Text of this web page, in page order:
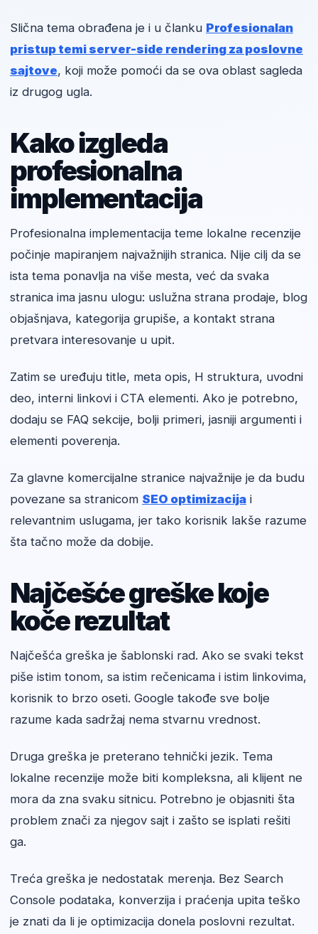
Slična tema obrađena je i u članku Profesionalan
pristup temi server-side rendering za poslovne
sajtove, koji može pomoći da se ova oblast sagleda
iz drugog ugla.
Kako izgleda
profesionalna
implementacija
Profesionalna implementacija teme lokalne recenzije
počinje mapiranjem najvažnijih stranica. Nije cilj da se
ista tema ponavlja na više mesta, već da svaka
stranica ima jasnu ulogu: uslužna strana prodaje, blog
objašnjava, kategorija grupiše, a kontakt strana
pretvara interesovanje u upit.
Zatim se uređuju title, meta opis, H struktura, uvodni
deo, interni linkovi i CTA elementi. Ako je potrebno,
dodaju se FAQ sekcije, bolji primeri, jasniji argumenti i
elementi poverenja.
Za glavne komercijalne stranice najvažnije je da budu
povezane sa stranicom SEO optimizacija i
relevantnim uslugama, jer tako korisnik lakše razume
šta tačno može da dobije.
Najčešće greške koje
koče rezultat
Najčešća greška je šablonski rad. Ako se svaki tekst
piše istim tonom, sa istim rečenicama i istim linkovima,
korisnik to brzo oseti. Google takođe sve bolje
razume kada sadržaj nema stvarnu vrednost.
Druga greška je preterano tehnički jezik. Tema
lokalne recenzije može biti kompleksna, ali klijent ne
mora da zna svaku sitnicu. Potrebno je objasniti šta
problem znači za njegov sajt i zašto se isplati rešiti
ga.
Treća greška je nedostatak merenja. Bez Search
Console podataka, konverzija i praćenja upita teško
je znati da li je optimizacija donela poslovni rezultat.